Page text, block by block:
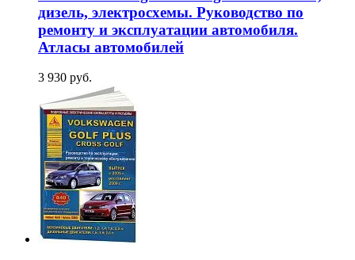
дизель, электросхемы. Руководство по
ремонту и эксплуатации автомобиля.
Атласы автомобилей
3 930 руб.